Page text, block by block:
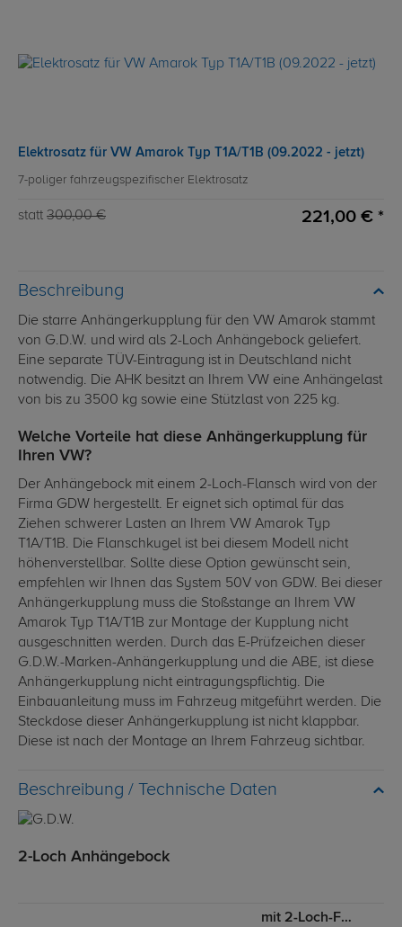
Elektrosatz für VW Amarok Typ T1A/T1B (09.2022 - jetzt)
7-poliger fahrzeugspezifischer Elektrosatz
statt 300,00 € 221,00 € *
Beschreibung
Die starre Anhängerkupplung für den VW Amarok stammt
von G.D.W. und wird als 2-Loch Anhängebock geliefert.
Eine separate TÜV-Eintragung ist in Deutschland nicht
notwendig. Die AHK besitzt an Ihrem VW eine Anhängelast
von bis zu 3500 kg sowie eine Stützlast von 225 kg.
Welche Vorteile hat diese Anhängerkupplung für
Ihren VW?
Der Anhängebock mit einem 2-Loch-Flansch wird von der
Firma GDW hergestellt. Er eignet sich optimal für das
Ziehen schwerer Lasten an Ihrem VW Amarok Typ
T1A/T1B. Die Flanschkugel ist bei diesem Modell nicht
höhenverstellbar. Sollte diese Option gewünscht sein,
empfehlen wir Ihnen das System 50V von GDW. Bei dieser
Anhängerkupplung muss die Stoßstange an Ihrem VW
Amarok Typ T1A/T1B zur Montage der Kupplung nicht
ausgeschnitten werden. Durch das E-Prüfzeichen dieser
G.D.W.-Marken-Anhängerkupplung und die ABE, ist diese
Anhängerkupplung nicht eintragungspflichtig. Die
Einbauanleitung muss im Fahrzeug mitgeführt werden. Die
Steckdose dieser Anhängerkupplung ist nicht klappbar.
Diese ist nach der Montage an Ihrem Fahrzeug sichtbar.
Technische Daten
2-Loch Anhängebock
mit 2-Loch-Flanschkugel